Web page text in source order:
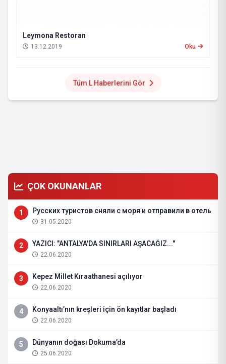
Leymona Restoran
13.12.2019 Oku
Tüm L Haberlerini Gör
ÇOK OKUNANLAR
1 Русских туристов сняли с моря и отправили в отель
31.05.2020
2 YAZICI: "ANTALYA'DA SINIRLARI AŞACAĞIZ..."
22.06.2020
3 Kepez Millet Kıraathanesi açılıyor
22.06.2020
4 Konyaaltı’nın kreşleri için ön kayıtlar başladı
22.06.2020
5 Dünyanın doğası Dokuma’da
25.06.2020